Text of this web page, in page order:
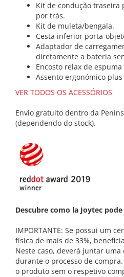
Kit de condução traseira
por trás.
Kit de muleta/bengala.
Cesta inferior porta-
Adaptador de
diretamente a bateria
Encosto relax de
Assento ergonómico
VER TODOS OS ACESSÓRIOS
Envio gratuito dentro da
(dependendo do stock).
Descubre como la Joytec
IMPORTANTE: Se possui um
física de mais de 33%,
Neste caso, deverá juntar
durante o processo de
o produto sem o respetivo